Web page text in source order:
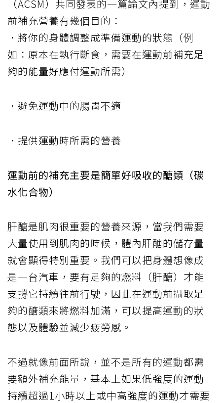
（ACSM）共同發表的一篇論文內提到，運動
前補充營養有幾個目的：
．將你的身體調整成準備運動的狀態（例
如：原本在執行斷食，需要在運動前補充足
夠的能量好應付運動所需）
．避免運動中的腸胃不適
．提供運動時所需的營養
運動前的補充主要是簡單好吸收的醣類（碳
水化合物）
肝醣是肌肉很重要的營養來源，當我們需要
大量使用到肌肉的時候，體內肝醣的儲存量
就會顯得特別重要。我們可以把身體想像成
是一台汽車，要有足夠的燃料（肝醣）才能
支撐它持續往前行駛，因此在運動前攝取足
夠的醣類來將燃料加滿，可以提高運動的狀
態以及體驗並減少疲勞感。
不過就像前面所說，並不是所有的運動都需
要額外補充能量，基本上如果低強度的運動
持續超過1小時以上或中高強度的運動才需要